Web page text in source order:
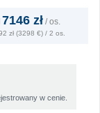
w cenie.
7146 zł / os.
zł (3298 €) / 2 os.